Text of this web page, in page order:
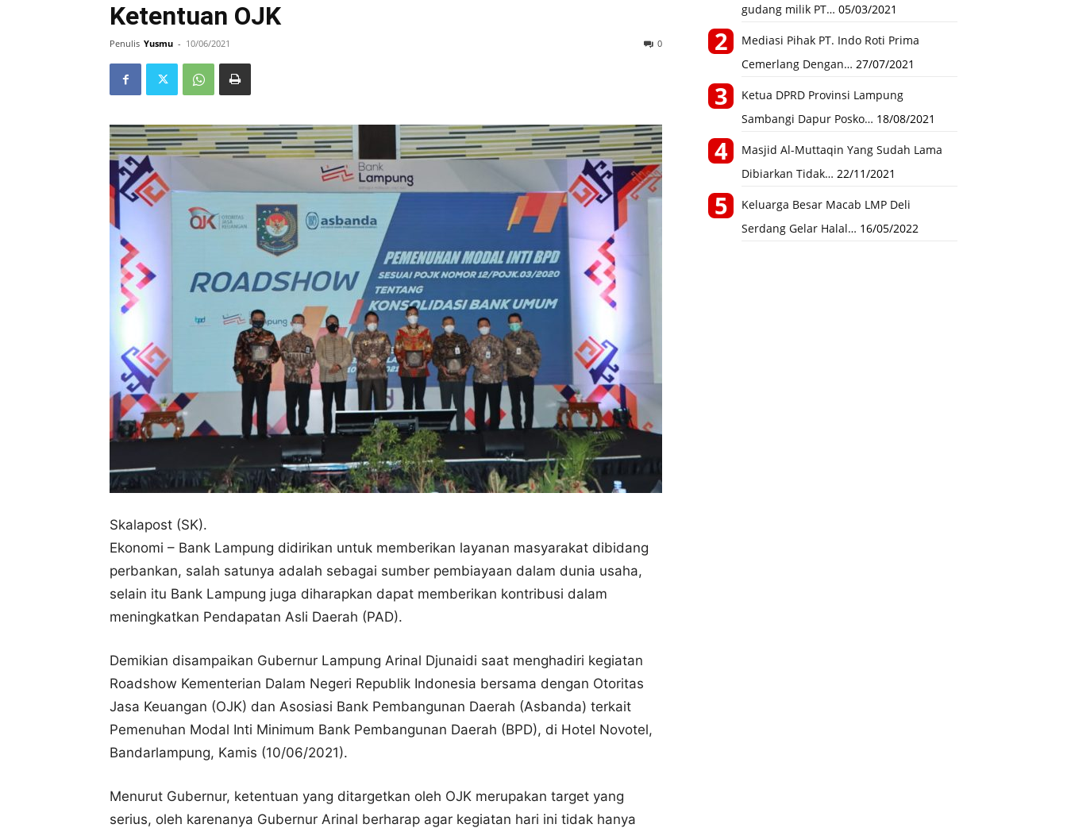
Ketentuan OJK
Penulis Yusmu - 10/06/2021 0
Skalapost (SK).
Ekonomi – Bank Lampung didirikan untuk memberikan layanan masyarakat dibidang
perbankan, salah satunya adalah sebagai sumber pembiayaan dalam dunia usaha,
selain itu Bank Lampung juga diharapkan dapat memberikan kontribusi dalam
meningkatkan Pendapatan Asli Daerah (PAD).
Demikian disampaikan Gubernur Lampung Arinal Djunaidi saat menghadiri kegiatan
Roadshow Kementerian Dalam Negeri Republik Indonesia bersama dengan Otoritas
Jasa Keuangan (OJK) dan Asosiasi Bank Pembangunan Daerah (Asbanda) terkait
Pemenuhan Modal Inti Minimum Bank Pembangunan Daerah (BPD), di Hotel Novotel,
Bandarlampung, Kamis (10/06/2021).
Menurut Gubernur, ketentuan yang ditargetkan oleh OJK merupakan target yang
serius, oleh karenanya Gubernur Arinal berharap agar kegiatan hari ini tidak hanya
gudang milik PT… 05/03/2021
Mediasi Pihak PT. Indo Roti Prima
Cemerlang Dengan… 27/07/2021
Ketua DPRD Provinsi Lampung
Sambangi Dapur Posko… 18/08/2021
Masjid Al-Muttaqin Yang Sudah Lama
Dibiarkan Tidak… 22/11/2021
Keluarga Besar Macab LMP Deli
Serdang Gelar Halal… 16/05/2022